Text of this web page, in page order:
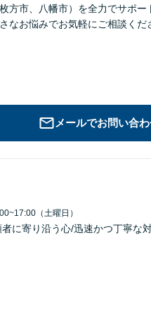
方市、八幡市）を全力でサポ
お悩みでお気軽にご相談くだ
メールでお問い合
（土曜日）
に寄り沿う心/迅速かつ丁寧な